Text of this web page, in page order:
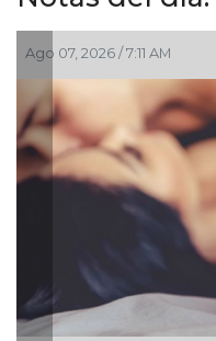
Ago 07, 2026 / 4:30 AM